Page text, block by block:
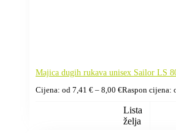
Majica dugih rukava unisex Sailor LS
Cijena: od 7,41 € – 8,00 €Raspon cijena:
Lista
želja